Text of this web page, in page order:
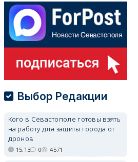
Губернатор Севастополя
рассказал о перспективах
электроснабжения города
Энергетики, подчеркнул он,
делают практически
невозможное.
07/08/2026 10:13 4445
Выбор Редакции
Кого в Севастополе готовы взять
на работу для защиты города от
дронов
15:13 0 4571